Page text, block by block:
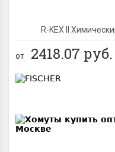
R-KEX II
от 2418.07 руб.